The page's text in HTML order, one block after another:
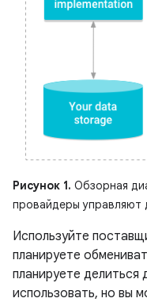
Рисунок 1. Обзорная
провайдеры управляют
Используйте
планируете
планируете делиться
использовать, но вы